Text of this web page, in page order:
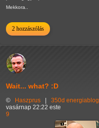
Mekkora..
2 hozzászólás
Wait... what? :D
© Haszprus | 350d energiablog
vasárnap 22:22 este
9